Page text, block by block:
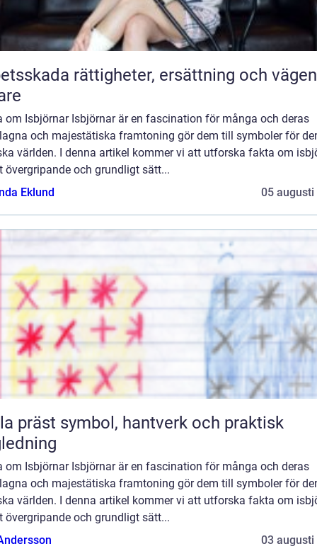
ersättning och vägen
om Isbjörnar Isbjörnar är en fascination för många och deras
och majestätiska framtoning gör dem till symboler för
världen. I denna artikel kommer vi att utforska fakta om
övergripande och grundligt sätt...
Eklund
05 augusti
hantverk och praktisk
om Isbjörnar Isbjörnar är en fascination för många och deras
och majestätiska framtoning gör dem till symboler för
världen. I denna artikel kommer vi att utforska fakta om
övergripande och grundligt sätt...
03 augusti